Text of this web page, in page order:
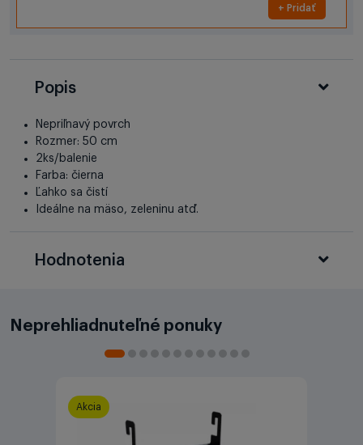
+ Pridať
Popis
Nepriľnavý povrch
Rozmer: 50 cm
2ks/balenie
Farba: čierna
Ľahko sa čistí
Ideálne na mäso, zeleninu atď.
Hodnotenia
Neprehliadnuteľné ponuky
Akcia